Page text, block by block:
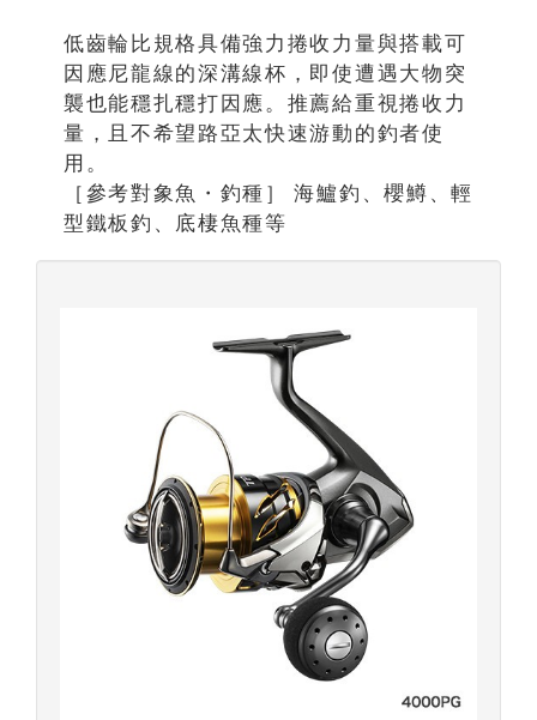
低齒輪比規格具備強力捲收力量與搭載可
因應尼龍線的深溝線杯，即使遭遇大物突
襲也能穩扎穩打因應。推薦給重視捲收力
量，且不希望路亞太快速游動的釣者使
用。
［參考對象魚・釣種］ 海鱸釣、櫻鱒、輕
型鐵板釣、底棲魚種等